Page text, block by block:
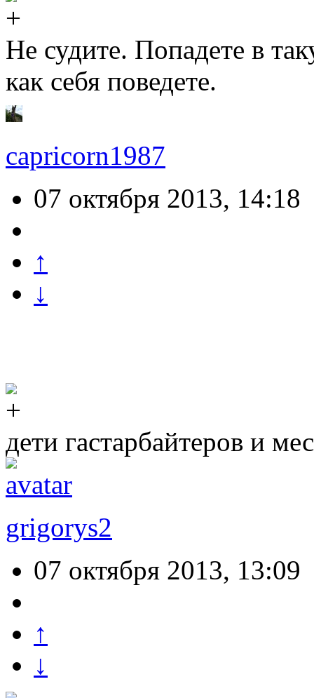
Не судите. Попадете в
как себя поведете.
capricorn1987
07 октября 2013, 14:18
↑
↓
дети гастарбайтеров и
grigorys2
07 октября 2013, 13:09
↑
↓